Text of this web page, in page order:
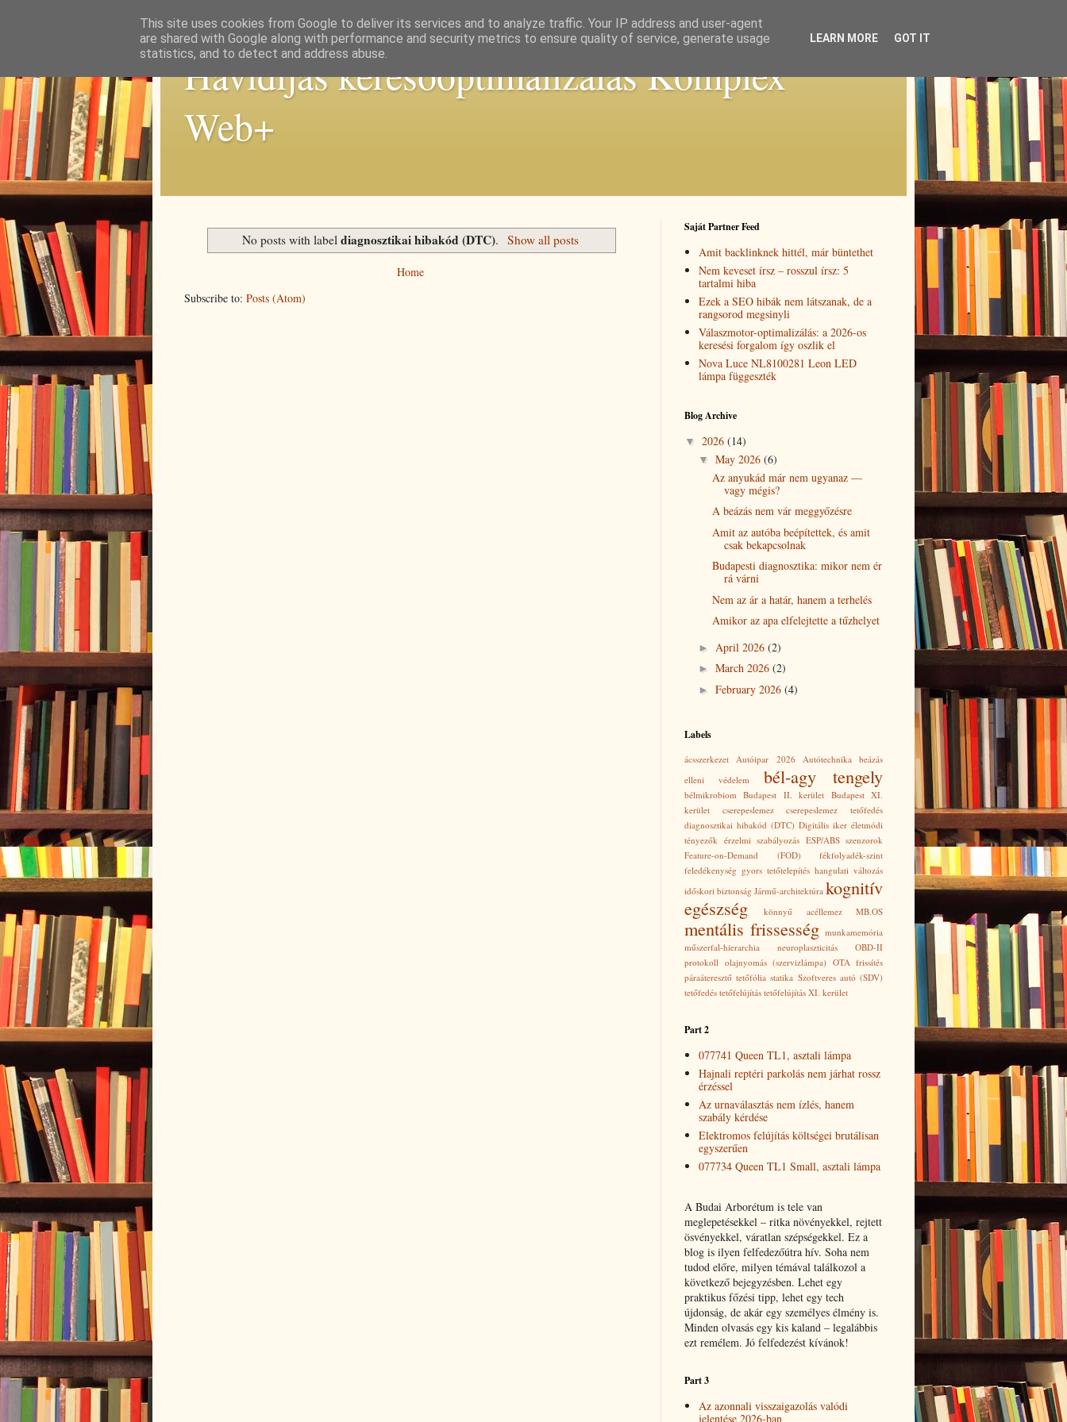
Havidíjas keresőoptimalizálás Komplex
Web+
No posts with labeldiagnosztikai hibakód (DTC). Show all posts
Home
Subscribe to: Posts (Atom)
Saját Partner Feed
Amit backlinknek hittél, már büntethet
Nem keveset írsz – rosszul írsz: 5
tartalmi hiba
Ezek a SEO hibák nem látszanak, de a
rangsorod megsinyli
Válaszmotor-optimalizálás: a 2026-os
keresési forgalom így oszlik el
Nova Luce NL8100281 Leon LED
lámpa függeszték
Blog Archive
▼ 2026 (14)
▼ May 2026 (6)
Az anyukád már nem ugyanaz —
vagy mégis?
A beázás nem vár meggyőzésre
Amit az autóba beépítettek, és amit
csak bekapcsolnak
Budapesti diagnosztika: mikor nem ér
rá várni
Nem az ár a határ, hanem a terhelés
Amikor az apa elfelejtette a tűzhelyet
► April 2026 (2)
► March 2026 (2)
► February 2026 (4)
Labels
ácsszerkezet Autóipar 2026 Autótechnika
beázás
elleni védelem
bél-agy tengely
bélmikrobiom Budapest II. kerület Budapest XI.
kerület
cserepeslemez
cserepeslemez tetőfedés
diagnosztikai hibakód (DTC) Digitális iker életmódi
tényezők érzelmi szabályozás ESP/ABS szenzorok
Feature-on-Demand (FOD)
fékfolyadék-szint
feledékenység gyors tetőtelepítés hangulati változás
időskori biztonság Jármű-architektúra kognitív
egészség
könnyű acéllemez MB.OS
mentális frissesség munkamemória
műszerfal-hierarchia
neuroplaszticitás
OBD-II
protokoll olajnyomás (szervizlámpa) OTA frissítés
páraáteresztő tetőfólia statika Szoftveres autó (SDV)
tetőfedés tetőfelújítás tetőfelújítás XI. kerület
Part 2
077741 Queen TL1, asztali lámpa
Hajnali reptéri parkolás nem járhat rossz
érzéssel
Az urnaválasztás nem ízlés, hanem
szabály kérdése
Elektromos felújítás költségei brutálisan
egyszerűen
077734 Queen TL1 Small, asztali lámpa
A Budai Arborétum is tele van
meglepetésekkel – ritka növényekkel, rejtett
ösvényekkel, váratlan szépségekkel. Ez a
blog is ilyen felfedezőútra hív. Soha nem
tudod előre, milyen témával találkozol a
következő bejegyzésben. Lehet egy
praktikus főzési tipp, lehet egy tech
újdonság, de akár egy személyes élmény is.
Minden olvasás egy kis kaland – legalábbis
ezt remélem. Jó felfedezést kívánok!
Part 3
Az azonnali visszaigazolás valódi
jelentése 2026-ban
This site uses cookies from Google to deliver its services and to analyze traffic. Your IP address and user-agent
are shared with Google along with performance and security metrics to ensure quality of service, generate usage
statistics, and to detect and address abuse.
LEARN MORE GOT IT